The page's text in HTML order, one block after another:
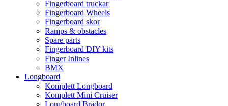
Fingerboard truckar
Fingerboard Wheels
Fingerboard skor
Ramps & obstacles
Spare parts
Fingerboard DIY kits
Finger Inlines
BMX
Longboard
Komplett Longboard
Komplett Mini Cruiser
Longboard Brädor